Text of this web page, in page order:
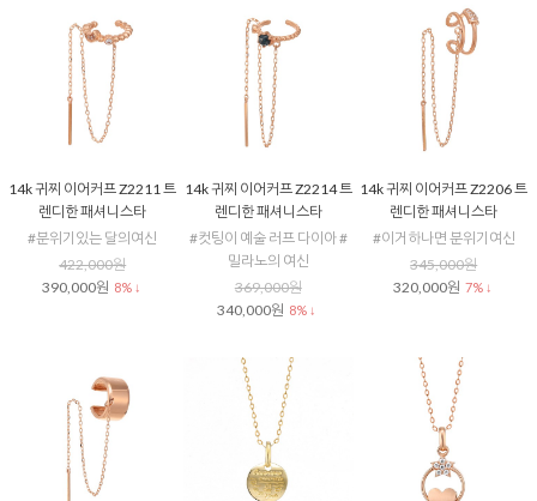
14k 귀찌 이어커프 Z2211 트
렌디한 패셔니스타
#분위기있는 달의여신
422,000원
390,000원 8% ↓
14k 귀찌 이어커프 Z2214 트
렌디한 패셔니스타
#컷팅이 예술 러프 다이아 #
밀라노의 여신
369,000원
340,000원 8% ↓
14k 귀찌 이어커프 Z2206 트
렌디한 패셔니스타
#이거하나면 분위기여신
345,000원
320,000원 7% ↓